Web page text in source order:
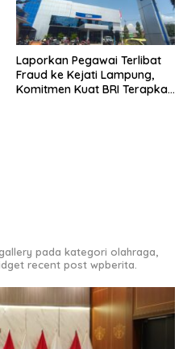
Laporkan Pegawai Terlibat
Fraud ke Kejati Lampung,
Komitmen Kuat BRI Terapkan
pada kategori olahraga,
recent post wpberita.